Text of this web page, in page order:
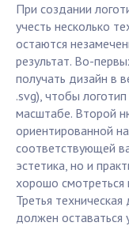
При создании
учесть несколько
остаются
результат. Во-
получать дизайн в
.svg), чтобы
масштабе. Второй
ориентированной
соответствующей
эстетика, но и
хорошо смотреться
Третья
должен оставаться